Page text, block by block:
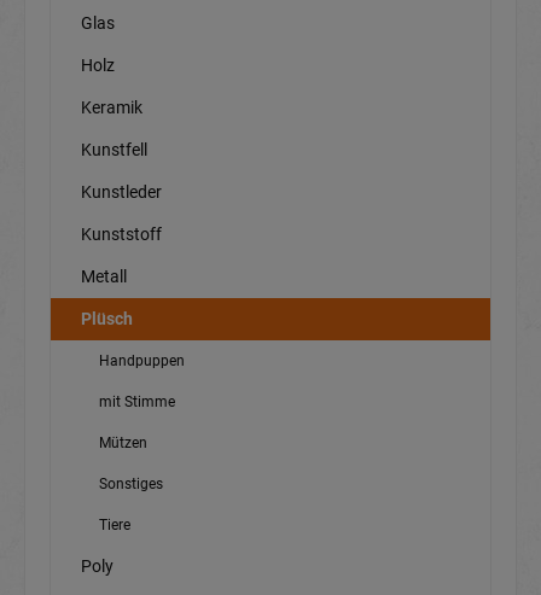
Glas
Holz
Keramik
Kunstfell
Kunstleder
Kunststoff
Metall
Plüsch
Handpuppen
mit Stimme
Mützen
Sonstiges
Tiere
Poly